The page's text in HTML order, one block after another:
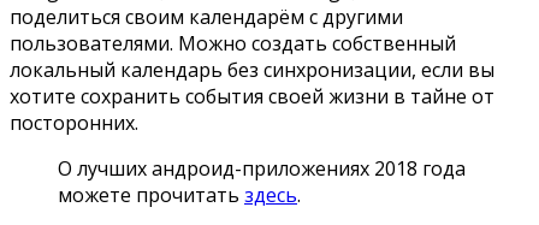
поделиться своим календарём с другими
пользователями. Можно создать собственный
локальный календарь без синхронизации, если вы
хотите сохранить события своей жизни в тайне от
посторонних.
О лучших андроид-приложениях 2018 года
можете прочитать здесь.